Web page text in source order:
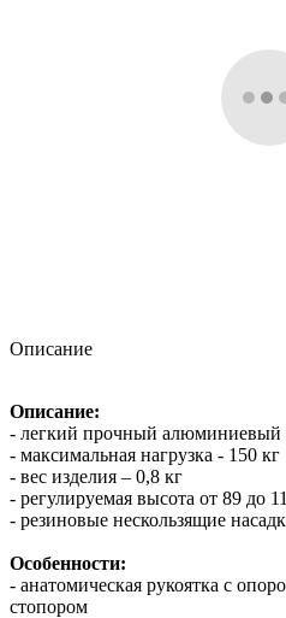
Описание
Описание:
- легкий прочный алюминиевый
- максимальная нагрузка - 150 кг
- вес изделия – 0,8 кг
- регулируемая высота от 89 до
- резиновые нескользящие
Особенности:
- анатомическая рукоятка с
стопором